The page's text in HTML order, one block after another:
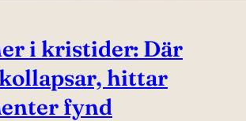
i kristider: Där
hittar
fynd